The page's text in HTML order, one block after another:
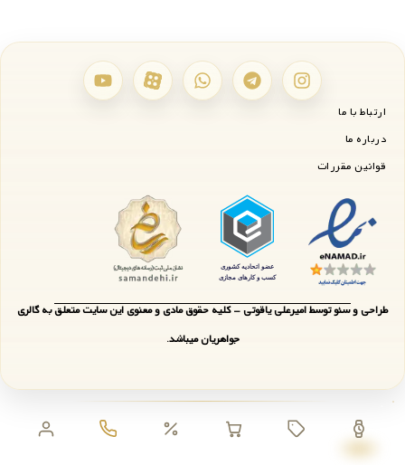
ارتباط با ما
درباره ما
قوانین مقررات
طراحی و سئو توسط امیرعلی یاقوتی - کلیه حقوق مادی و معنوی این سایت متعلق به گالری
جواهریان میباشد.